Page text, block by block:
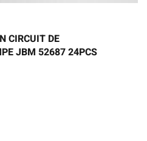
CIRCUIT DE
JBM 52687 24PCS